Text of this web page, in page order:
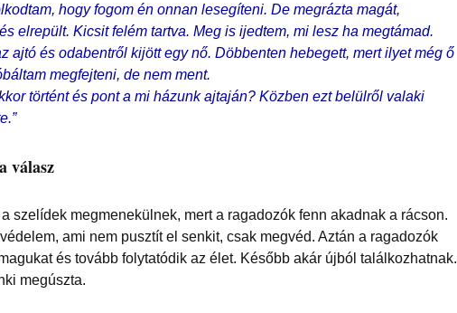
hogy fogom én onnan lesegíteni. De megrázta magát,
elrepült. Kicsit felém tartva. Meg is ijedtem, mi lesz ha megtámad.
ajtó és odabentről kijött egy nő. Döbbenten hebegett, mert ilyet még ő
megfejteni, de nem ment.
történt és pont a mi házunk ajtaján? Közben ezt belülről valaki
válasz
a szelídek megmenekülnek, mert a ragadozók fenn akadnak a rácson.
ami nem pusztít el senkit, csak megvéd. Aztán a ragadozók
és tovább folytatódik az élet. Később akár újból találkozhatnak.
megúszta.